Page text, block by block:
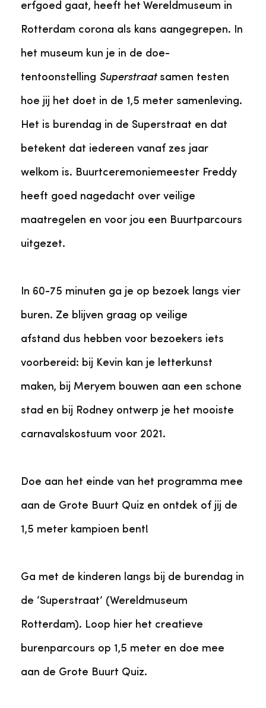
erfgoed gaat, heeft het Wereldmuseum in
Rotterdam corona als kans aangegrepen. In
het museum kun je in de doe-
tentoonstelling Superstraatsamen testen
hoe jij het doet in de 1,5 meter samenleving.
Het is burendag in de Superstraat en dat
betekent dat iedereen vanaf zes jaar
welkom is. Buurtceremoniemeester Freddy
heeft goed nagedacht over veilige
maatregelen en voor jou een Buurtparcours
uitgezet.
In 60-75 minuten ga je op bezoek langs vier
buren. Ze blijven graag op veilige
afstand dus hebben voor bezoekers iets
voorbereid: bij Kevin kan je letterkunst
maken, bij Meryem bouwen aan een schone
stad en bij Rodney ontwerp je het mooiste
carnavalskostuum voor 2021.
Doe aan het einde van het programma mee
aan de Grote Buurt Quiz en ontdek of jij de
1,5 meter kampioen bent!
Ga met de kinderen langs bij de burendag in
de ‘Superstraat’ (Wereldmuseum
Rotterdam). Loop hier het creatieve
burenparcours op 1,5 meter en doe mee
aan de Grote Buurt Quiz.